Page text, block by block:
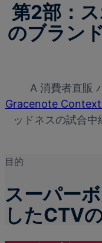
第2部：
のブラン
A 消費者直販
Gracenote
ッドネスの試合
目的
スーパー
したCTV